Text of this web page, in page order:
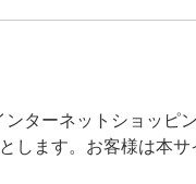
ターネットショッピ
します。お客様は本